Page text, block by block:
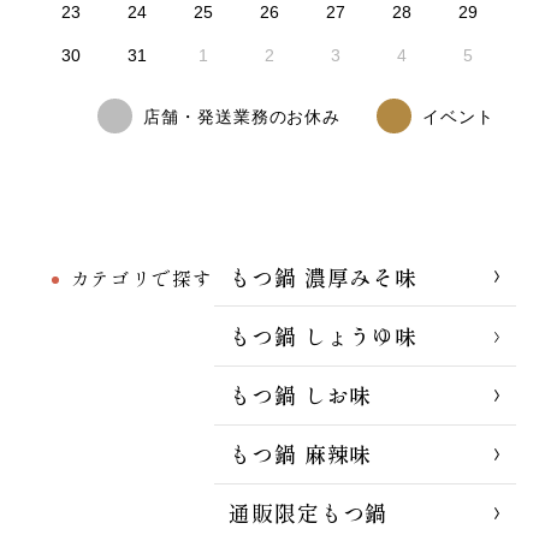
カテゴリで探す
もつ鍋 濃厚みそ味
もつ鍋 しょうゆ味
もつ鍋 しお味
もつ鍋 麻辣味
通販限定もつ鍋
23 24 25 26 27 28 29
30 31 1 2 3 4 5
店舗・発送業務のお休み イベント